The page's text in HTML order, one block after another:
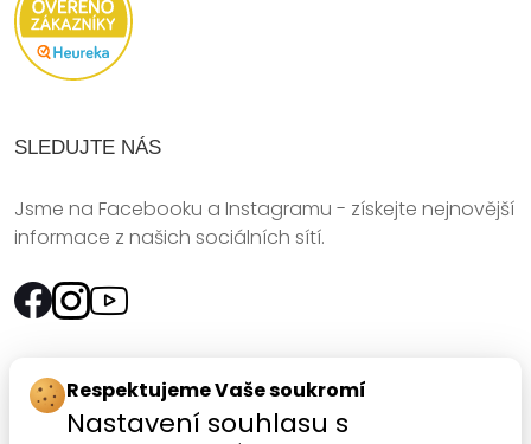
SLEDUJTE NÁS
Jsme na Facebooku a Instagramu - získejte nejnovější
informace z našich sociálních sítí.
Rychlý kontakt:
SANOMED, spol. s r.o.
Respektujeme Vaše soukromí
Nastavení souhlasu s